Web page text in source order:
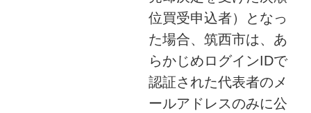
位買受申込者）となっ
た場合、筑西市は、あ
らかじめログインIDで
認証された代表者のメ
ールアドレスのみに公